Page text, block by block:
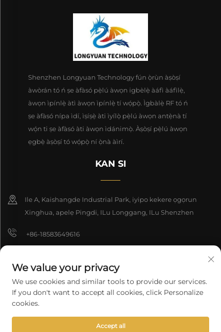
Shenzhen Longyuan Technology fún ọ̀rùn àṣòṣí
àwòrán tó ń ṣe àfàsó pẹ̀lú àwọn igbèlẹ̀ àáfì àáfìlẹ̀,
àwọn ìpínlẹ̀ àtì àwọn ìpínlẹ̀ tí wọ́pọ̀. Ìgbàlẹ̀ RF tó ń
ṣe àfàsó nípa ìdí, ìṣíṣẹ̀ àti ìyílọ̀ pẹ̀lú àwọn antẹ̀nà tí
wọ́n ti ṣe àfàsó àti àwọn ìdánimọ̀. Àṣòṣí pẹ̀lú àwọn
ẹgbẹ̀ àṣòṣí tó wọ́pọ̀ ní ọ̀nà àìrí.
KAN SI
Ile A, Kaishangde Industrial Park, iyipo kekere ọgọrun
Xinghua, apelẹ Pingdi, ILu Longgang, ILu Shenzhen
+86-18583649616
8618165761396
Copyright © 2026 Shenzhen Longyuan Technology Co., Ltd.Gbogbo
anfani wà láti Ilana Asiri
We value your privacy
We use cookies and similar tools to provide our services.
If you don't want to accept all cookies, click Personalize
cookies.
Accept all